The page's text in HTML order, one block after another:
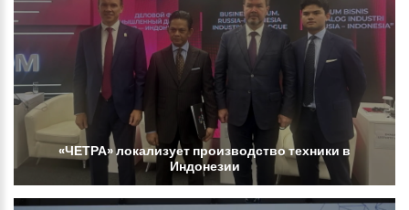
«ЧЕТРА»локализует производствотехники в
Индонезии